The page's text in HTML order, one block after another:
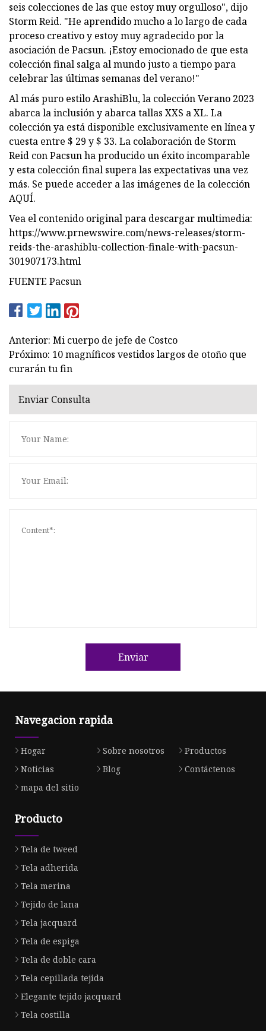
seis colecciones de las que estoy muy orgulloso", dijo
Storm Reid. "He aprendido mucho a lo largo de cada
proceso creativo y estoy muy agradecido por la
asociación de Pacsun. ¡Estoy emocionado de que esta
colección final salga al mundo justo a tiempo para
celebrar las últimas semanas del verano!"
Al más puro estilo ArashiBlu, la colección Verano 2023
abarca la inclusión y abarca tallas XXS a XL. La
colección ya está disponible exclusivamente en línea y
cuesta entre $ 29 y $ 33. La colaboración de Storm
Reid con Pacsun ha producido un éxito incomparable
y esta colección final supera las expectativas una vez
más. Se puede acceder a las imágenes de la colección
AQUÍ.
Vea el contenido original para descargar multimedia:
https://www.prnewswire.com/news-releases/storm-
reids-the-arashiblu-collection-finale-with-pacsun-
301907173.html
FUENTE Pacsun
Anterior: Mi cuerpo de jefe de Costco
Próximo: 10 magníficos vestidos largos de otoño que
curarán tu fin
Enviar Consulta
Enviar
Navegacion rapida
Hogar Sobre nosotros
Productos
Noticias
Blog
Contáctenos
mapa del sitio
Producto
Tela de tweed
Tela adherida
Tela merina
Tejido de lana
Tela jacquard
Tela de espiga
Tela de doble cara
Tela cepillada tejida
Elegante tejido jacquard
Tela costilla